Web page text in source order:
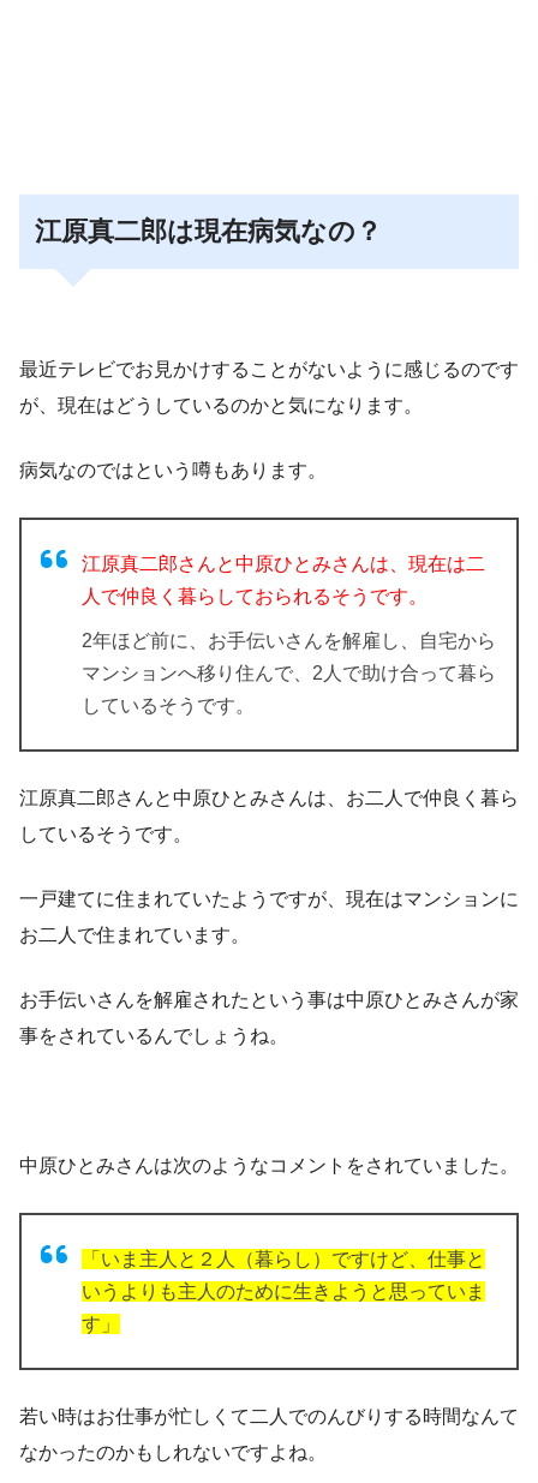
江原真二郎は現在病気なの？
最近テレビでお見かけすることがないように感じるのです
が、現在はどうしているのかと気になります。
病気なのではという噂もあります。
江原真二郎さんと中原ひとみさんは、現在は二
人で仲良く暮らしておられるそうです。
2年ほど前に、お手伝いさんを解雇し、自宅から
マンションへ移り住んで、2人で助け合って暮ら
しているそうです。
江原真二郎さんと中原ひとみさんは、お二人で仲良く暮ら
しているそうです。
一戸建てに住まれていたようですが、現在はマンションに
お二人で住まれています。
お手伝いさんを解雇されたという事は中原ひとみさんが家
事をされているんでしょうね。
中原ひとみさんは次のようなコメントをされていました。
「いま主人と２人（暮らし）ですけど、仕事と
いうよりも主人のために生きようと思っていま
す」
若い時はお仕事が忙しくて二人でのんびりする時間なんて
なかったのかもしれないですよね。